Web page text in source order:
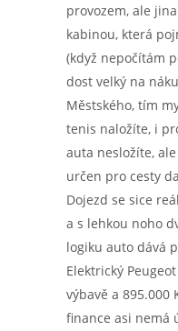
provozem, ale
kabinou, která
(když nepočítám
dost velký na
Městského, tím
tenis naložíte, i
auta nesložíte,
určen pro cesty
Dojezd se sice
a s lehkou noho
logiku auto dává
Elektrický
výbavě a 895.000
finance asi nemá